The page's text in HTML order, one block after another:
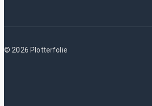
© 2026 Plotterfolie